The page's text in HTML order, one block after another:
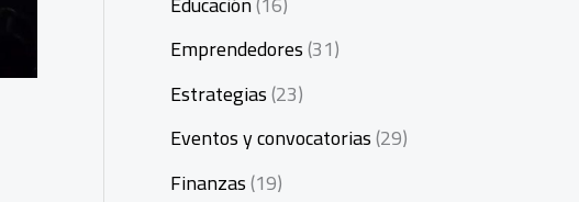
Emprendedores(31)
Estrategias(23)
Eventos y convocatorias(29)
Finanzas(19)